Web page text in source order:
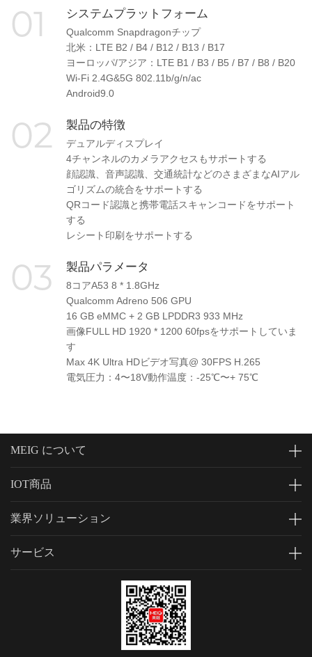
01 システムプラットフォーム
Qualcomm Snapdragonチップ
北米：LTE B2 / B4 / B12 / B13 / B17
ヨーロッパ/アジア：LTE B1 / B3 / B5 / B7 / B8 / B20
Wi-Fi 2.4G&5G 802.11b/g/n/ac
Android9.0
02 製品の特徴
デュアルディスプレイ
4チャンネルのカメラアクセスもサポートする
顔認識、音声認識、交通統計などのさまざまなAIアル
ゴリズムの統合をサポートする
QRコード認識と携帯電話スキャンコードをサポート
する
レシート印刷をサポートする
03 製品パラメータ
8コアA53 8 * 1.8GHz
Qualcomm Adreno 506 GPU
16 GB eMMC + 2 GB LPDDR3 933 MHz
画像FULL HD 1920 * 1200 60fpsをサポートしていま
す
Max 4K Ultra HDビデオ写真@ 30FPS H.265
電気圧力：4〜18V動作温度：-25℃〜+ 75℃
MEIG について
IOT商品
業界ソリューション
サービス